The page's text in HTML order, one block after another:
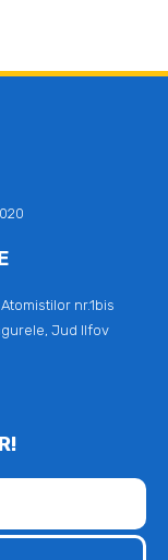
nr.1bis
Jud Ilfov